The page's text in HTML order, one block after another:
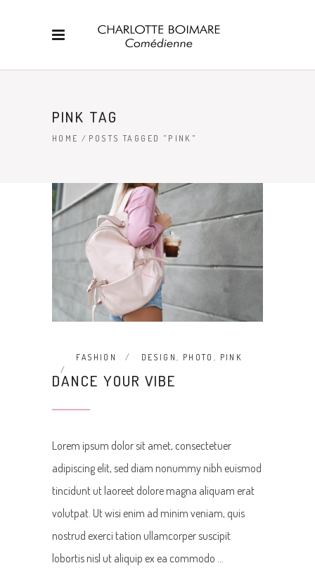
PINK TAG
HOME / POSTS TAGGED "PINK"
FASHION DESIGN PHOTO PINK
DANCE YOUR VIBE
Lorem ipsum dolor sit amet, consectetuer
adipiscing elit, sed diam nonummy nibh euismod
tincidunt ut laoreet dolore magna aliquam erat
volutpat. Ut wisi enim ad minim veniam, quis
nostrud exerci tation ullamcorper suscipit
lobortis nisl ut aliquip ex ea commodo